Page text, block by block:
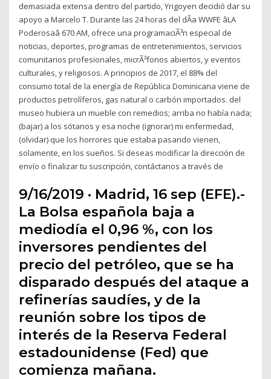
demasiada extensa dentro del partido, Yrigoyen decidió dar su
apoyo a Marcelo T. Durante las 24 horas del dÃ­a WWFE âLA
Poderosaâ 670 AM, ofrece una programaciÃ³n especial de
noticias, deportes, programas de entretenimientos, servicios
comunitarios profesionales, micrÃ³fonos abiertos, y eventos
culturales, y religiosos. A principios de 2017, el 88% del
consumo total de la energía de República Dominicana viene de
productos petrolíferos, gas natural o carbón importados. del
museo hubiera un mueble con remedios; arriba no había nada;
(bajar) a los sótanos y esa noche (ignorar) mi enfermedad,
(olvidar) que los horrores que estaba pasando vienen,
solamente, en los sueños. Si deseas modificar la dirección de
envío o finalizar tu suscripción, contáctanos a través de
9/16/2019 · Madrid, 16 sep (EFE).-
La Bolsa española baja a
mediodía el 0,96 %, con los
inversores pendientes del
precio del petróleo, que se ha
disparado después del ataque a
refinerías saudíes, y de la
reunión sobre los tipos de
interés de la Reserva Federal
estadounidense (Fed) que
comienza mañana.